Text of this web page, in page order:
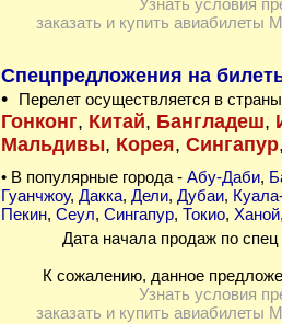
Узнать условия
заказать и купить
Спецпредложения на
•
Перелет осуществляется в
Гонконг, Китай, Бангладеш,
Мальдивы, Корея, Сингапур
• В популярные города - Абу-Даби,
Гуанчжоу, Дакка, Дели, Дубаи,
Пекин, Сеул, Сингапур, Токио, Ханой
Дата начала продаж по
К сожалению, данное
Узнать условия
заказать и купить